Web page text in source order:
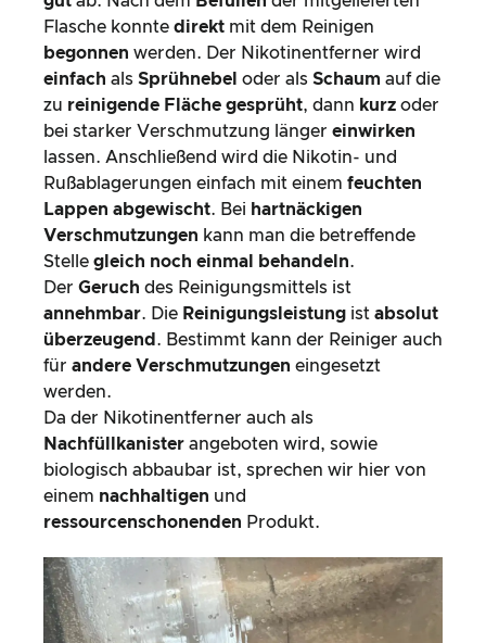
Flasche konnte direkt mit dem Reinigen
begonnen werden. Der Nikotinentferner wird
einfach als Sprühnebel oder als Schaum auf die
zu reinigende Fläche gesprüht, dann kurz oder
bei starker Verschmutzung länger einwirken
lassen. Anschließend wird die Nikotin- und
Rußablagerungen einfach mit einem feuchten
Lappen abgewischt. Bei hartnäckigen
Verschmutzungen kann man die betreffende
Stelle gleich noch einmal behandeln.
Der Geruch des Reinigungsmittels ist
annehmbar. Die Reinigungsleistung ist absolut
überzeugend . Bestimmt kann der Reiniger auch
für andere Verschmutzungen eingesetzt
werden.
Da der Nikotinentferner auch als
Nachfüllkanister angeboten wird, sowie
biologisch abbaubar ist, sprechen wir hier von
einem nachhaltigen und
ressourcenschonenden Produkt.